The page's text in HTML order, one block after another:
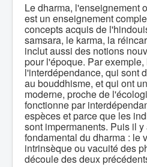
Le dharma, l'enseignement
est un enseignement
concepts acquis de
samsara, le karma, la
inclut aussi des notions
pour l'époque. Par
l'interdépendance, qui sont
au bouddhisme, et qui ont
moderne, proche de
fonctionne par
espèces et parce que les
sont impermanents. Puis il
fondamental du dharma : le
intrinsèque ou vacuité des
découle des deux